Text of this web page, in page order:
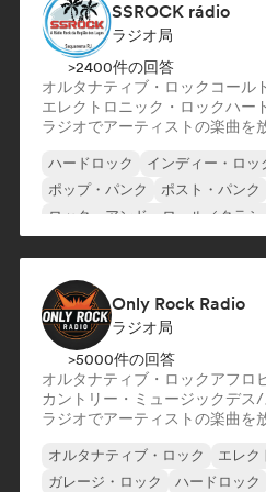
SSROCK rádio
ラジオ局
>2400件の回答
オルタナティブ・ロック コール
エレクトロニック・ロックハー
ラジオでアーティストの楽曲を
ハードロック インディー・ロッ
ポップ・パンク
ポスト・パンク
ロック・アンド・ロール／クラシ
Only Rock Radio
ラジオ局
>5000件の回答
オルタナティブ・ロックアフロ
カントリー・ミュージックデス/
ラジオでアーティストの楽曲を
オルタナティブ・ロック
エレク
ガレージ・ロック
ハードロック